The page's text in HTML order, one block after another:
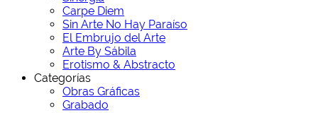
Carpe Diem
Sin Arte No Hay Paraíso
El Embrujo del Arte
Arte By Sábila
Erotismo & Abstracto
Categorías
Obras Gráficas
Grabado